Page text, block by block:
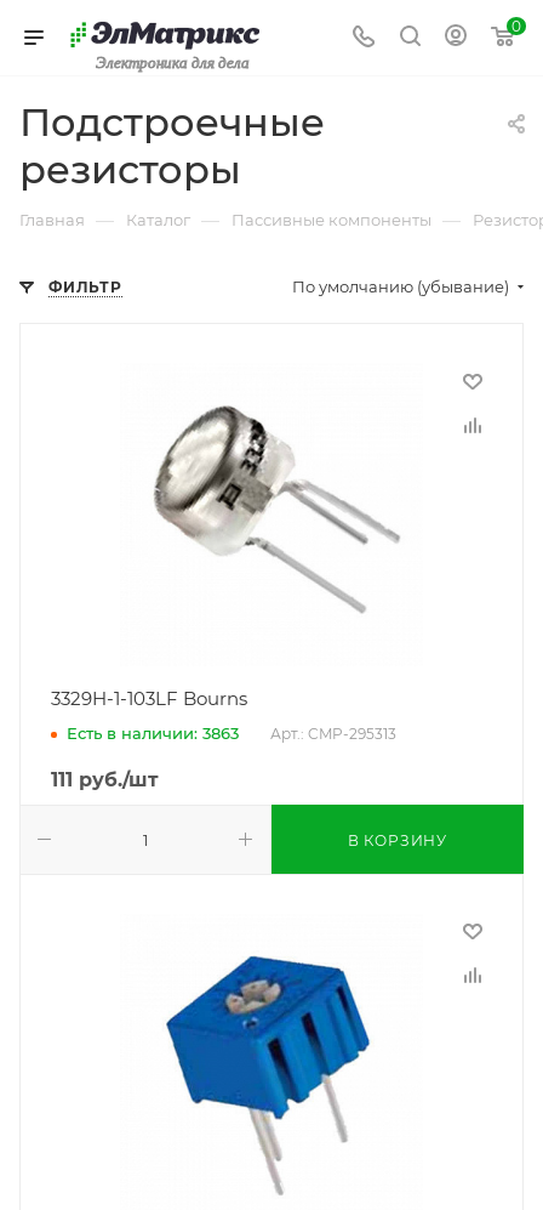
Электроника для дела
0
Подстроечные
резисторы
Главная — Каталог — Пассивные компоненты —
ФИЛЬТР По умолчанию (убывание)
3329H-1-103LF Bourns
Есть в наличии: 3863 Арт.: CMP-295313
111 руб./шт
В КОРЗИНУ